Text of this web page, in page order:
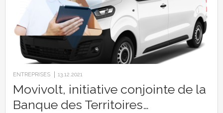
ENTREPRISES 13.12.2021
Movivolt, initiative conjointe de la
Banque des Territoires…